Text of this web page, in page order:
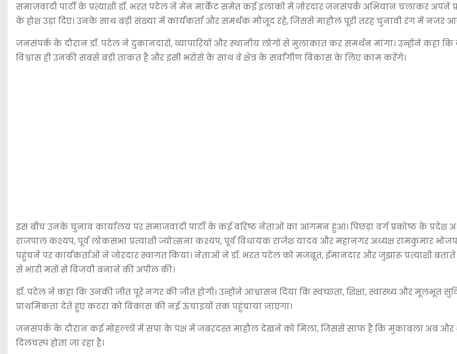
समाजवादी पार्टी के प्रत्याशी डॉ. भरत पटेल ने मेन मार्केट समेत कई इलाकों में जोरदार जनसंपर्क अभियान चलाकर अपने
के होश उड़ा दिए। उनके साथ बड़ी संख्या में कार्यकर्ता और समर्थक मौजूद रहे, जिससे माहौल पूरी तरह चुनावी रंग में नजर
जनसंपर्क के दौरान डॉ. पटेल ने दुकानदारों, व्यापारियों और स्थानीय लोगों से मुलाकात कर समर्थन मांगा। उन्होंने कहा
विश्वास ही उनकी सबसे बड़ी ताकत है और इसी भरोसे के साथ वे क्षेत्र के सर्वांगीण विकास के लिए काम करेंगे।
इस बीच उनके चुनाव कार्यालय पर समाजवादी पार्टी के कई वरिष्ठ नेताओं का आगमन हुआ। पिछड़ा वर्ग प्रकोष्ठ के प्रदेश
राजपाल कश्यप, पूर्व लोकसभा प्रत्याशी ज्योत्सना कश्यप, पूर्व विधायक राजेश यादव और महानगर अध्यक्ष रामकुमार
पहुंचने पर कार्यकर्ताओं ने जोरदार स्वागत किया। नेताओं ने डॉ. भरत पटेल को मजबूत, ईमानदार और जुझारू प्रत्याशी
से भारी मतों से विजयी बनाने की अपील की।
डॉ. पटेल ने कहा कि उनकी जीत पूरे नगर की जीत होगी। उन्होंने आश्वासन दिया कि स्वच्छता, शिक्षा, स्वास्थ्य और मूलभूत
प्राथमिकता देते हुए कटरा को विकास की नई ऊंचाइयों तक पहुंचाया जाएगा।
जनसंपर्क के दौरान कई मोहल्लों में सपा के पक्ष में जबरदस्त माहौल देखने को मिला, जिससे साफ है कि मुकाबला अब और
दिलचस्प होता जा रहा है।